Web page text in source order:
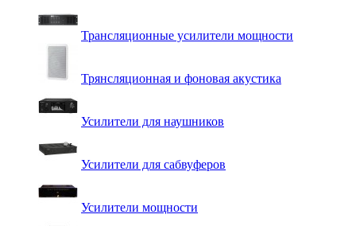
Трансляционные усилители мощности
Трянсляционная и фоновая акустика
Усилители для наушников
Усилители для сабвуферов
Усилители мощности